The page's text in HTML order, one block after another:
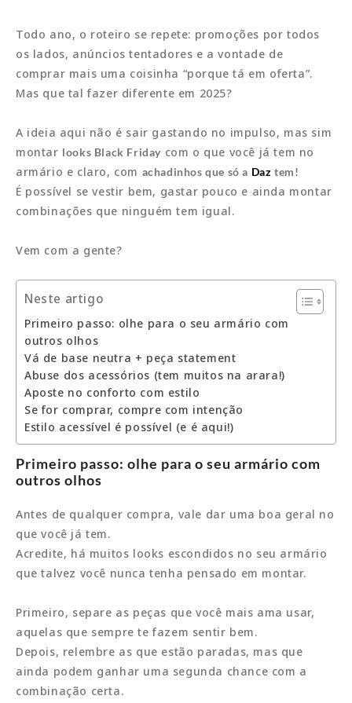
Todo ano, o roteiro se repete: promoções por todos
os lados, anúncios tentadores e a vontade de
comprar mais uma coisinha “porque tá em oferta”.
Mas que tal fazer diferente em 2025?
A ideia aqui não é sair gastando no impulso, mas sim
montar looks Black Friday com o que você já tem no
armário e claro, com achadinhos que só a Daz tem!
É possível se vestir bem, gastar pouco e ainda montar
combinações que ninguém tem igual.
Vem com a gente?
Neste artigo
Primeiro passo: olhe para o seu armário com
outros olhos
Vá de base neutra + peça statement
Abuse dos acessórios (tem muitos na arara!)
Aposte no conforto com estilo
Se for comprar, compre com intenção
Estilo acessível é possível (e é aqui!)
Primeiro passo: olhe para o seu armário com
outros olhos
Antes de qualquer compra, vale dar uma boa geral no
que você já tem.
Acredite, há muitos looks escondidos no seu armário
que talvez você nunca tenha pensado em montar.
Primeiro, separe as peças que você mais ama usar,
aquelas que sempre te fazem sentir bem.
Depois, relembre as que estão paradas, mas que
ainda podem ganhar uma segunda chance com a
combinação certa.